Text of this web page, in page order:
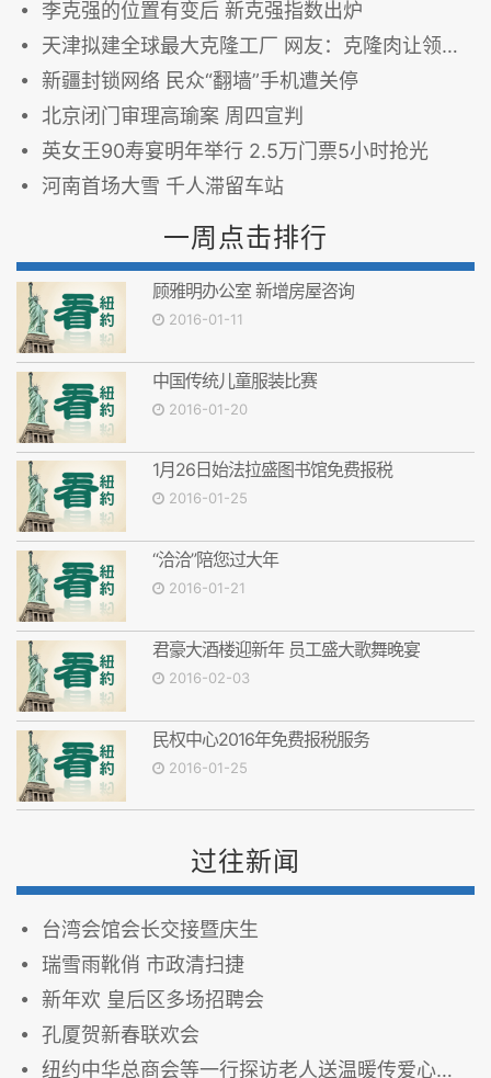
李克强的位置有变后 新克强指数出炉
天津拟建全球最大克隆工厂 网友：克隆肉让领导先吃
新疆封锁网络 民众“翻墙”手机遭关停
北京闭门审理高瑜案 周四宣判
英女王90寿宴明年举行 2.5万门票5小时抢光
河南首场大雪 千人滞留车站
一周点击排行
顾雅明办公室 新增房屋咨询
2016-01-11
中国传统儿童服装比赛
2016-01-20
1月26日始法拉盛图书馆免费报税
2016-01-25
“洽洽”陪您过大年
2016-01-21
君豪大酒楼迎新年 员工盛大歌舞晚宴
2016-02-03
民权中心2016年免费报税服务
2016-01-25
过往新闻
台湾会馆会长交接暨庆生
瑞雪雨靴俏 市政清扫捷
新年欢 皇后区多场招聘会
孔厦贺新春联欢会
纽约中华总商会等一行探访老人送温暖传爱心之四